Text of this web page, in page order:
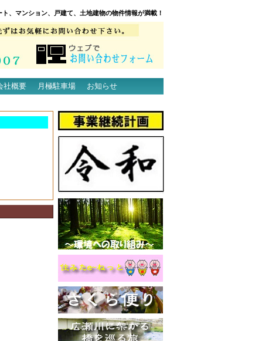
、マンション、戸建て、土地建物の物件情報が満載！
社概要 月極駐車場
お知らせ